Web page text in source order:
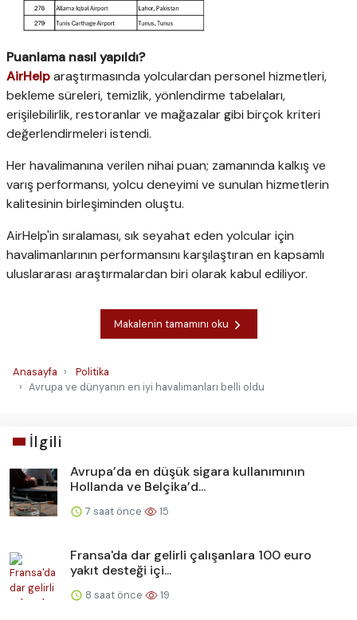
Puanlama nasıl yapıldı?
AirHelparaştırmasında yolculardan personel hizmetleri,
bekleme süreleri, temizlik, yönlendirme tabelaları,
erişilebilirlik, restoranlar ve mağazalar gibi birçok kriteri
değerlendirmeleri istendi.
Her havalimanına verilen nihai puan; zamanında kalkış ve
varış performansı, yolcu deneyimi ve sunulan hizmetlerin
kalitesinin birleşiminden oluştu.
AirHelp'in sıralaması, sık seyahat eden yolcular için
havalimanlarının performansını karşılaştıran en kapsamlı
uluslararası araştırmalardan biri olarak kabul ediliyor.
Makalenin tamamını oku
Anasayfa
Politika
Avrupa ve dünyanın en iyi havalimanları belli oldu
İlgili
Avrupa’da en düşük sigara kullanımının
Hollanda ve Belçika’d...
7 saat önce 15
Fransa'da dar gelirli çalışanlara 100 euro
yakıt desteği içi...
8 saat önce 19